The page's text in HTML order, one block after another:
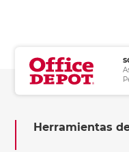
Herramientas